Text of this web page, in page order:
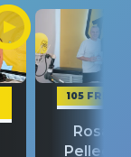
105
Rosario